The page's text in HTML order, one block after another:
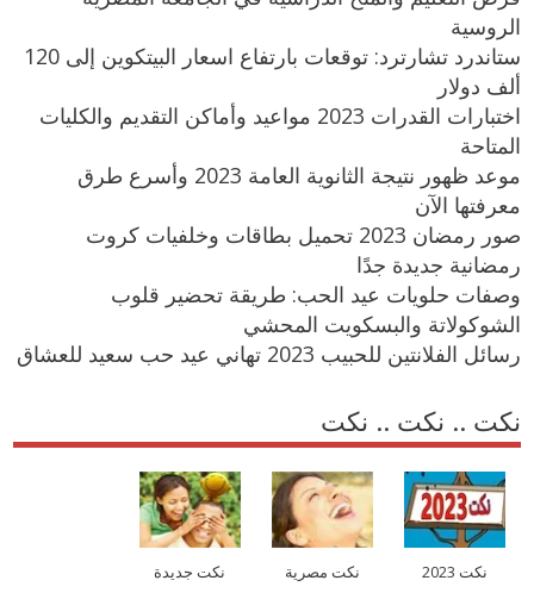
الروسية
ستاندرد تشارترد: توقعات بارتفاع اسعار البيتكوين إلى 120
ألف دولار
اختبارات القدرات 2023 مواعيد وأماكن التقديم والكليات
المتاحة
موعد ظهور نتيجة الثانوية العامة 2023 وأسرع طرق
معرفتها الآن
صور رمضان 2023 تحميل بطاقات وخلفيات كروت
رمضانية جديدة جدًا
وصفات حلويات عيد الحب: طريقة تحضير قلوب
الشوكولاتة والبسكويت المحشي
رسائل الفلانتين للحبيب 2023 تهاني عيد حب سعيد للعشاق
نكت .. نكت .. نكت
نكت 2023 نكت مصرية نكت جديدة